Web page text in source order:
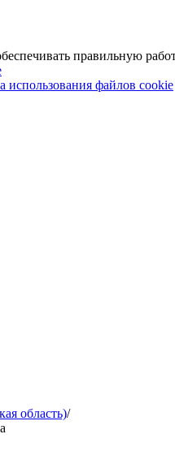
правильную
использования файлов cookie
область)/